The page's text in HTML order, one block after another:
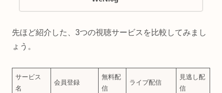
先ほど紹介した、3つの視聴サービスを比較してみまし
ょう。
サービス
名
会員登録
無料配
信
ライブ配信
見逃し配
信